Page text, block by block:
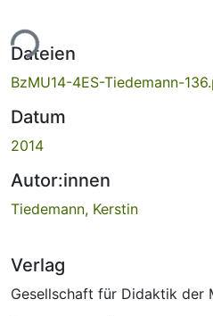
Dateien
BzMU14-4ES-Tiedemann-
Datum
2014
Autor:innen
Tiedemann, Kerstin
Verlag
Gesellschaft für Didaktik der